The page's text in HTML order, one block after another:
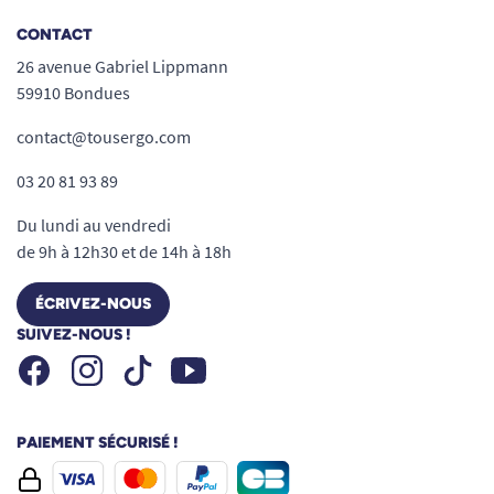
Dimensions étudiées (60 x 35 x 10 cm) : Le
circulaire assure une couverture optimale
pour la zone des genoux ou des hanches,
changements de position ou des transferts.
Il s’intègre aisément à tout type de lit
médicalisé ou standard.
Légèreté et manipulation aisée : Grâce à
ses matériaux choisis, le coussin s'avère
facile à positionner, déplacer ou
soignants intervenant quotidiennement
auprès de la personne.
CONTACT
26 avenue Gabriel Lippmann
59910 Bondues
contact@tousergo.com
03 20 81 93 89
Du lundi au vendredi
de 9h à 12h30 et de 14h à 18h
ÉCRIVEZ-NOUS
SUIVEZ-NOUS !
FacebookInstagramTiktok Youtube
PAIEMENT SÉCURISÉ !